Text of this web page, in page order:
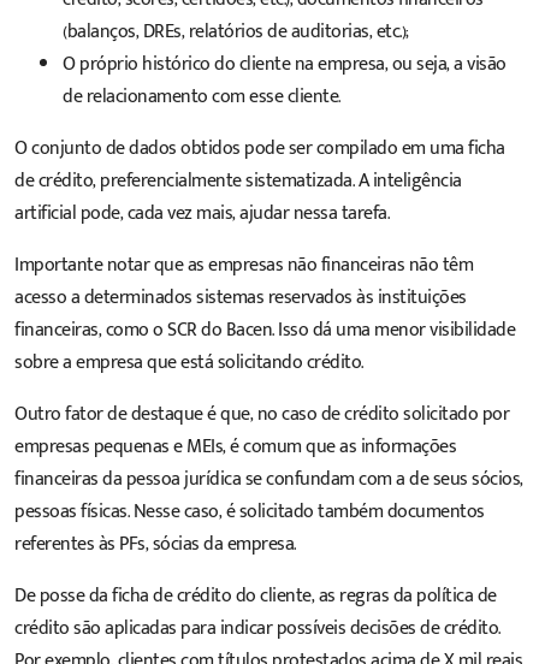
(balanços, DREs, relatórios de auditorias, etc.);
O próprio histórico do cliente na empresa, ou seja, a visão
de relacionamento com esse cliente.
O conjunto de dados obtidos pode ser compilado em uma ficha
de crédito, preferencialmente sistematizada.A inteligência
artificial pode, cada vez mais, ajudar nessa tarefa.
Importante notar que as empresas não financeiras não têm
acesso a determinados sistemas reservados às instituições
financeiras, como oSCR do Bacen. Isso dá uma menor visibilidade
sobre a empresa que está solicitando crédito.
Outro fator de destaque é que, no caso de crédito solicitado por
empresas pequenas e MEIs, é comum que as informações
financeiras da pessoa jurídica se confundam com a de seus sócios,
pessoas físicas. Nesse caso, é solicitado também documentos
referentes às PFs, sócias da empresa.
De posse da ficha de crédito do cliente, as regras da política de
crédito são aplicadas para indicar possíveis decisões de crédito.